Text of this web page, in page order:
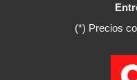
(*) Precios